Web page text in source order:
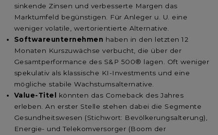
sinkende Zinsen und verbesserte Margen das
Marktumfeld begünstigen. Für Anleger u. U. eine
weniger volatile, wertorientierte Alternative.
Softwareunternehmen haben in den letzten 12
Monaten Kurszuwächse verbucht, die über der
Gesamtperformance des S&P 500® lagen. Oft weniger
spekulativ als klassische KI-Investments und eine
mögliche stabile Wachstumsalternative.
Value-Titel
könnten das Comeback des Jahres
erleben. An erster Stelle stehen dabei die Segmente
Gesundheitswesen (Stichwort: Bevölkerungsalterung),
Energie- und Telekomversorger (Boom der